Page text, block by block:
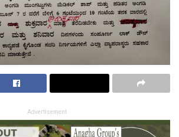
Advertisement